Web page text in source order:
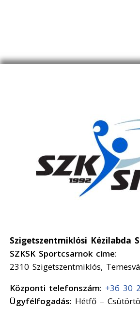
Szigetszentmiklósi Kézilabda
SZKSK Sportcsarnok címe:
2310 Szigetszentmiklós,
Központi telefonszám: +36 30
Ügyfélfogadás: Hétfő –